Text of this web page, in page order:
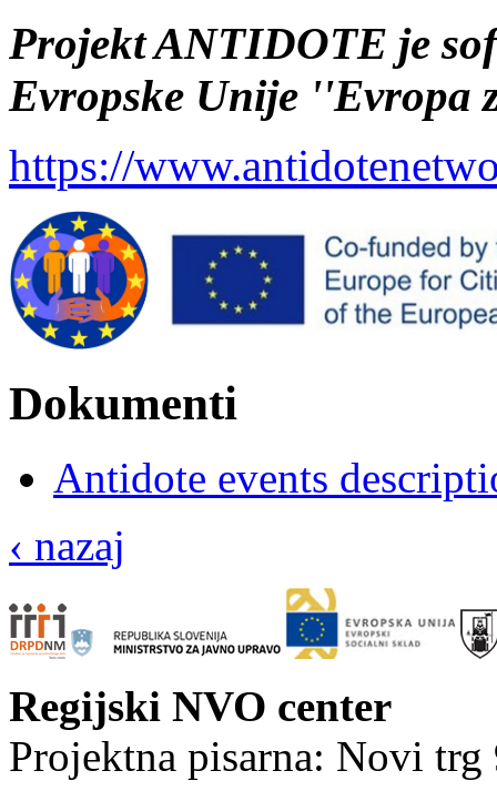
Projekt ANTIDOTE je
Evropske Unije ''Evropa
https://
Dokumenti
Antidote events
‹ nazaj
Regijski NVO center
Projektna pisarna: Novi